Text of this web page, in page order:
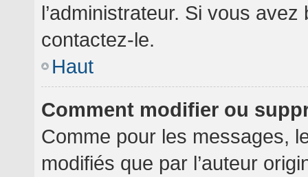
l’administrateur. Si vous
contactez-le.
Haut
Comment modifier ou
Comme pour les messages,
modifiés que par l’auteur